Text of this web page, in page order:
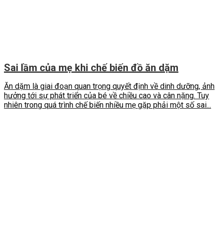
Sai lầm của mẹ khi chế biến đồ ăn dặm
Ăn dặm là giai đoạn quan trọng quyết định về dinh dưỡng, ảnh
hưởng tới sự phát triển của bé về chiều cao và cân nặng. Tuy
nhiên trong quá trình chế biến nhiều mẹ gặp phải một số sai...